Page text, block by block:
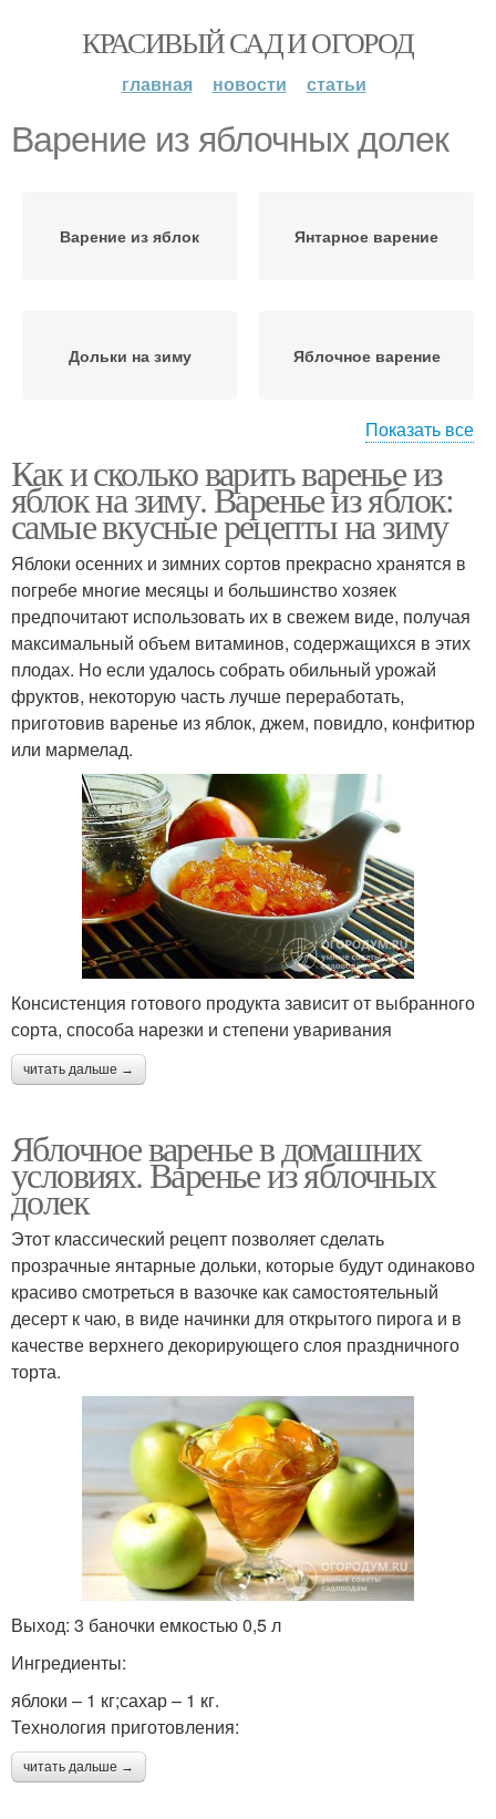
КРАСИВЫЙ САД И ОГОРОД
главная новости статьи
Варение из яблочных долек
Варение из яблок Янтарное варение
Дольки на зиму Яблочное варение
Варение на зиму
условиях
Варение с апельсином Варение в мультиварке
Варения из яблок Варение с лимоном
Имбирно-лимонное
варение
Яблочно-грушевое
варение
Варение с корицей Прозрачное варение
Дольки в сиропе
Показать все
Как и сколько варить варенье из
яблок на зиму. Варенье из яблок:
самые вкусные рецепты на зиму
Яблоки осенних и зимних сортов прекрасно хранятся в
погребе многие месяцы и большинство хозяек
предпочитают использовать их в свежем виде, получая
максимальный объем витаминов, содержащихся в этих
плодах. Но если удалось собрать обильный урожай
фруктов, некоторую часть лучше переработать,
приготовив варенье из яблок, джем, повидло, конфитюр
или мармелад.
Консистенция готового продукта зависит от выбранного
сорта, способа нарезки и степени уваривания
читать дальше →
Яблочное варенье в домашних
условиях. Варенье из яблочных
долек
Этот классический рецепт позволяет сделать
прозрачные янтарные дольки, которые будут одинаково
красиво смотреться в вазочке как самостоятельный
десерт к чаю, в виде начинки для открытого пирога и в
качестве верхнего декорирующего слоя праздничного
торта.
Выход: 3 баночки емкостью 0,5 л
Ингредиенты:
яблоки – 1 кг;сахар – 1 кг.
Технология приготовления:
читать дальше →